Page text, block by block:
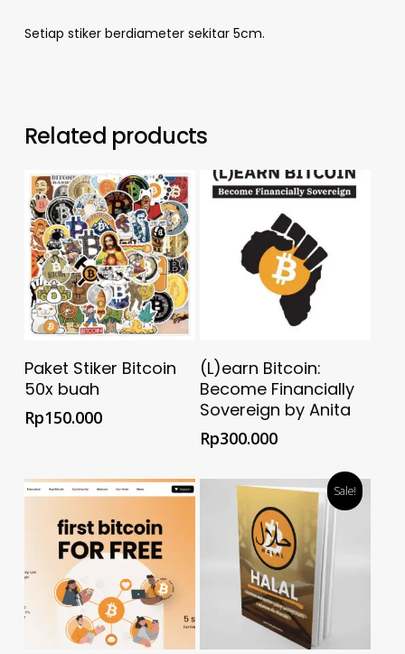
Setiap stiker berdiameter sekitar 5cm.
Related products
Add To Cart
Paket Stiker Bitcoin
50x buah
Rp150.000
Beli @ Toko Anita
Resmi
(L)earn Bitcoin:
Become Financially
Sovereign by Anita
Rp300.000
Sale!